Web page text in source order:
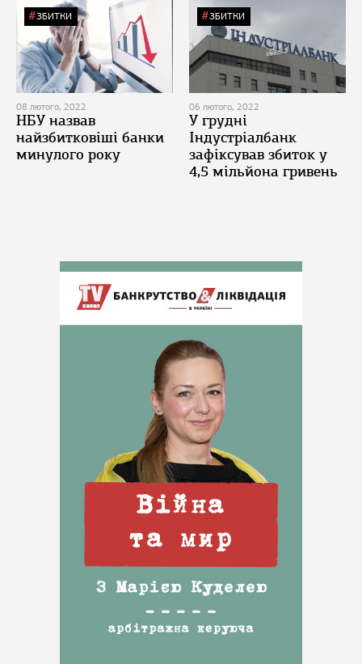
ЗБИТКИ
08 лютого, 2022
НБУ назвав
найзбитковіші банки
минулого року
ЗБИТКИ
06 лютого, 2022
У грудні
Індустріалбанк
зафіксував збиток у
4,5 мільйона гривень